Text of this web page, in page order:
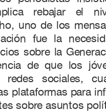
rebajar el
uno de los
fue la
sobre la
de que los
redes sociales,
plataformas para
sobre asuntos